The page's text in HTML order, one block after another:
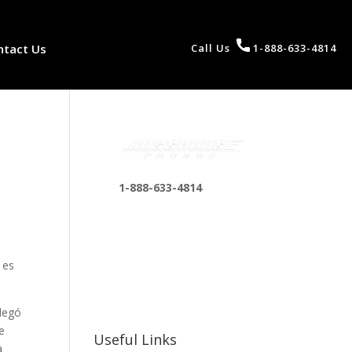
Us Call Us 1-888-633-4814
1-888-633-4814
Useful Links